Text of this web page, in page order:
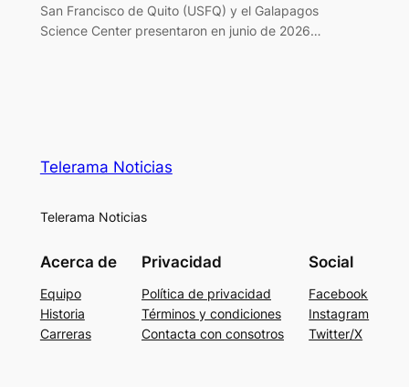
San Francisco de Quito (USFQ) y el Galapagos
Science Center presentaron en junio de 2026…
Telerama Noticias
Telerama Noticias
Acerca de
Equipo
Historia
Carreras
Privacidad
Política de privacidad
Términos y condiciones
Contacta con consotros
Social
Facebook
Instagram
Twitter/X